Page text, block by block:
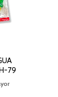
79